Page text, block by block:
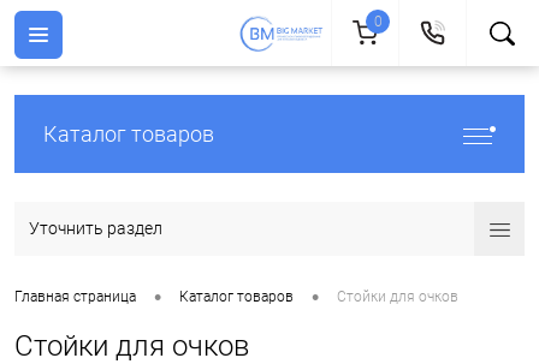
Каталог товаров
Уточнить раздел
Главная страница • Каталог товаров • Стойки для очков
Стойки для очков
0